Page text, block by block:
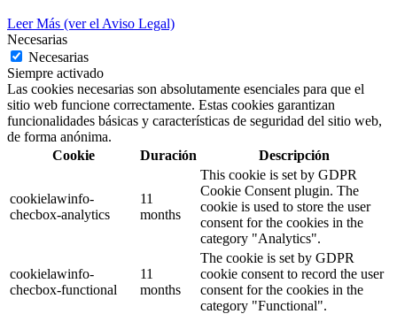
Leer Más (ver el Aviso Legal)
Necesarias
Necesarias
Siempre activado
Las cookies necesarias son absolutamente esenciales para que el
sitio web funcione correctamente. Estas cookies garantizan
funcionalidades básicas y características de seguridad del sitio web,
de forma anónima.
Cookie
Duración Descripción
cookielawinfo-
checbox-analytics
11
months
This cookie is set by GDPR
Cookie Consent plugin. The
cookie is used to store the user
consent for the cookies in the
category "Analytics".
cookielawinfo-
checbox-functional
11
months
The cookie is set by GDPR
cookie consent to record the user
consent for the cookies in the
category "Functional".